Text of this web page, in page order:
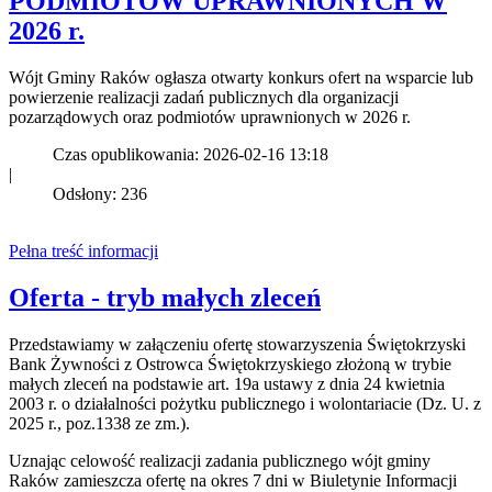
2026 r.
Wójt Gminy Raków ogłasza otwarty konkurs ofert na wsparcie lub
powierzenie realizacji zadań publicznych dla organizacji
pozarządowych oraz podmiotów uprawnionych w 2026 r.
Czas opublikowania: 2026-02-16 13:18
|
Odsłony: 236
Pełna treść informacji
Oferta - tryb małych zleceń
Przedstawiamy w załączeniu ofertę stowarzyszenia Świętokrzyski
Bank Żywności z Ostrowca Świętokrzyskiego złożoną w trybie
małych zleceń na podstawie art. 19a ustawy z dnia 24 kwietnia
2003 r. o działalności pożytku publicznego i wolontariacie (Dz. U. z
2025 r., poz.1338 ze zm.).
Uznając celowość realizacji zadania publicznego wójt gminy
Raków zamieszcza ofertę na okres 7 dni w Biuletynie Informacji